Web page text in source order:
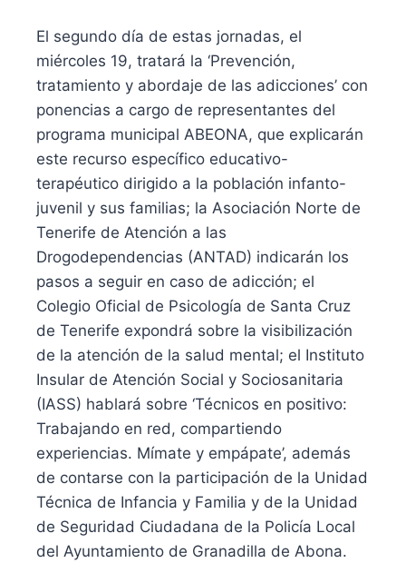
El segundo día de estas jornadas, el
miércoles 19, tratará la ‘Prevención,
tratamiento y abordaje de las adicciones’ con
ponencias a cargo de representantes del
programa municipal ABEONA, que explicarán
este recurso específico educativo-
terapéutico dirigido a la población infanto-
juvenil y sus familias; la Asociación Norte de
Tenerife de Atención a las
Drogodependencias (ANTAD) indicarán los
pasos a seguir en caso de adicción; el
Colegio Oficial de Psicología de Santa Cruz
de Tenerife expondrá sobre la visibilización
de la atención de la salud mental; el Instituto
Insular de Atención Social y Sociosanitaria
(IASS) hablará sobre ‘Técnicos en positivo:
Trabajando en red, compartiendo
experiencias. Mímate y empápate’, además
de contarse con la participación de la Unidad
Técnica de Infancia y Familia y de la Unidad
de Seguridad Ciudadana de la Policía Local
del Ayuntamiento de Granadilla de Abona.